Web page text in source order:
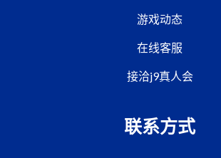
游戏动态
在线客服
接洽j9真人会
联系方式